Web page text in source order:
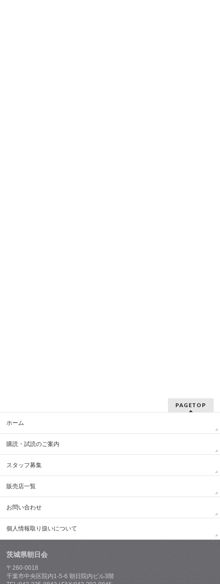
PAGETOP
ホーム
購読・試読のご案内
スタッフ募集
販売店一覧
お問い合わせ
個人情報取り扱いについて
茨城県朝日会
〒260-0018
千葉市中央区院内1-5-6 朝日院内ビル3階